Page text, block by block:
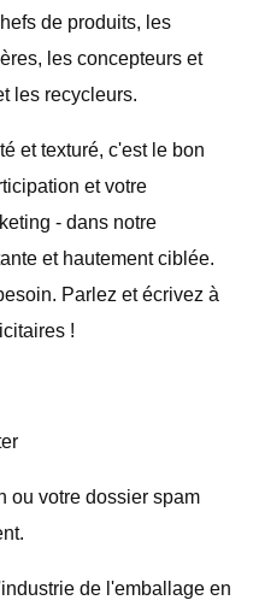
de produits, les
les concepteurs et
les recycleurs.
et texturé, c'est le bon
et votre
- dans notre
et hautement ciblée.
Parlez et écrivez à
!
ou votre dossier spam
de l'emballage en